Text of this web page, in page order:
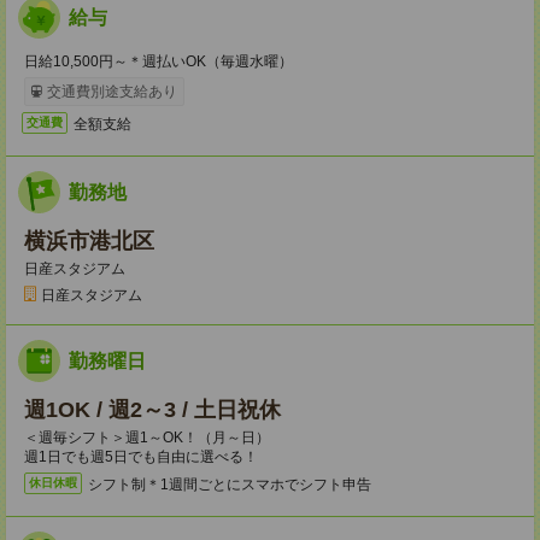
給与
日給10,500円～＊週払いOK（毎週水曜）
交通費別途支給あり
交通費 全額支給
勤務地
横浜市港北区
日産スタジアム
日産スタジアム
勤務曜日
週1OK / 週2～3 / 土日祝休
＜週毎シフト＞週1～OK！（月～日）
週1日でも週5日でも自由に選べる！
休日休暇 シフト制＊1週間ごとにスマホでシフト申告